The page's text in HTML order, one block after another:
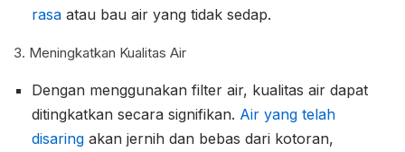
rasa atau bau air yang tidak sedap.
3. Meningkatkan Kualitas Air
Dengan menggunakan filter air, kualitas air dapat
ditingkatkan secara signifikan. Air yang telah
disaring akan jernih dan bebas dari kotoran,